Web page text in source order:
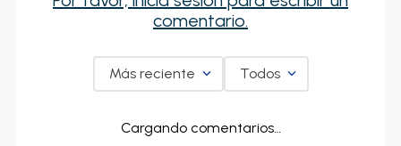
comentario.
Más reciente Todos
Cargando comentarios…